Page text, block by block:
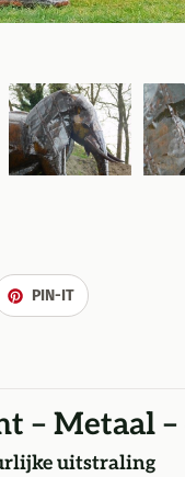
PIN-IT
– Metaal
uitstraling